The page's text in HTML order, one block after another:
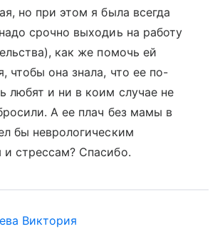
но при этом я была всегда
срочно выходиь на работу
как же помочь ей
чтобы она знала, что ее по-
любят и ни в коим случае не
А ее плач без мамы в
бы неврологическим
и стрессам? Спасибо.
Виктория